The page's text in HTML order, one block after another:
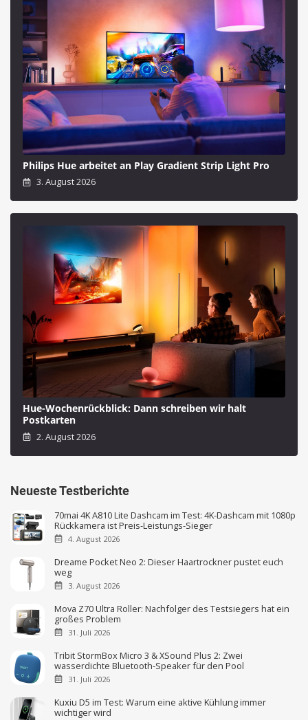
Philips Hue arbeitet an Play Gradient Strip Light Pro
3. August 2026
Hue-Wochenrückblick: Dann schreiben wir halt
Postkarten
2. August 2026
Neueste Testberichte
70mai 4K A810 Lite Dashcam im Test: 4K-Dashcam mit 1080p
Rückkamera ist Preis-Leistungs-Sieger
4. August 2026
Dreame Pocket Neo 2: Dieser Haartrockner pustet euch
weg
3. August 2026
Mova Z70 Ultra Roller: Nachfolger des Testsiegers hat ein
großes Problem
31. Juli 2026
Tribit StormBox Micro 3 & XSound Plus 2: Zwei
wasserdichte Bluetooth-Speaker für den Pool
31. Juli 2026
Kuxiu D5 im Test: Warum eine aktive Kühlung immer
wichtiger wird